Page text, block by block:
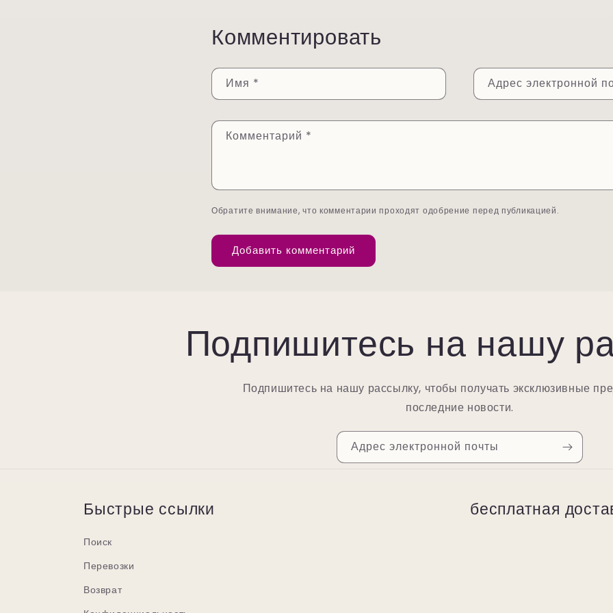
Комментировать
Имя * Адрес электронной
Комментарий *
Обратите внимание, что комментарии проходят одобрение перед публикацией.
Подпишитесь на нашу
Подпишитесь на нашу рассылку, чтобы получать эксклюзивные
последние новости.
Адрес электронной почты
Быстрые ссылки
Поиск
Перевозки
Возврат
бесплатная